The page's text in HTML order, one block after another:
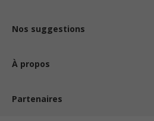
Nos suggestions
À propos
Partenaires